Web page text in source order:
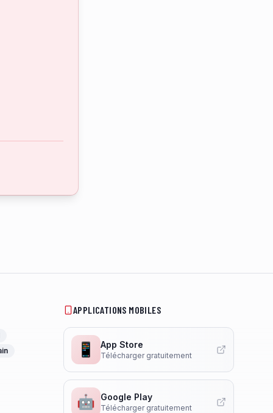
APPLICATIONS MOBILES
📱 App Store
Télécharger gratuitement
🤖 Google Play
Télécharger gratuitement